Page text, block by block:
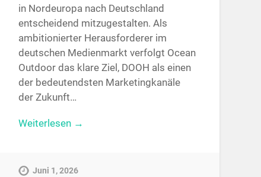
in Nordeuropa nach Deutschland
entscheidend mitzugestalten. Als
ambitionierter Herausforderer im
deutschen Medienmarkt verfolgt Ocean
Outdoor das klare Ziel, DOOH als einen
der bedeutendsten Marketingkanäle
der Zukunft…
Weiterlesen →
Juni 1, 2026